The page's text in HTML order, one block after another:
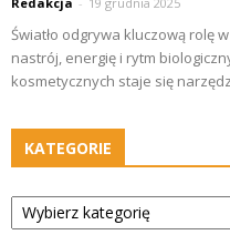
Światło odgrywa kluczową rolę
nastrój, energię i rytm
kosmetycznych staje się
KATEGORIE
Kategorie